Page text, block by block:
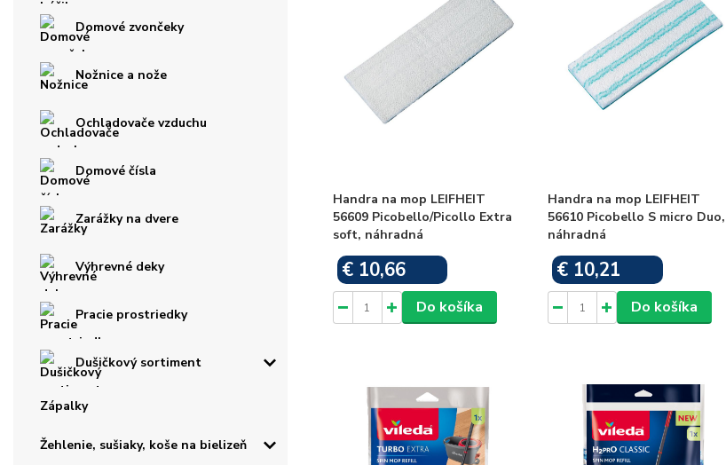
Domové zvončeky
Nožnice a nože
Ochladovače vzduchu
Domové čísla
Zarážky na dvere
Výhrevné deky
Pracie prostriedky
Dušičkový sortiment
Zápalky
Žehlenie, sušiaky, koše na bielizeň
Handra na mop LEIFHEIT
56609 Picobello/Picollo Extra
soft, náhradná
€ 10,66
Do košíka
Handra na mop LEIFHEIT
56610 Picobello S micro Duo,
náhradná
€ 10,21
Do košíka